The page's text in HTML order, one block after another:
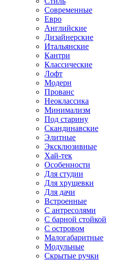
Современные
Евро
Английские
Дизайнерские
Итальянские
Кантри
Классические
Лофт
Модерн
Прованс
Неоклассика
Минимализм
Под старину
Скандинавские
Элитные
Эксклюзивные
Хай-тек
Особенности
Для студии
Для хрущевки
Для дачи
Встроенные
С антресолями
С барной стойкой
С островом
Малогабаритные
Модульные
Скрытые ручки